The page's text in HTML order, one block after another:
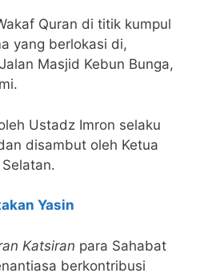
Quran di titik kumpul
yang berlokasi di,
Masjid Kebun Bunga,
Ustadz Imron selaku
disambut oleh Ketua
Yasin
Katsiran para Sahabat
berkontribusi